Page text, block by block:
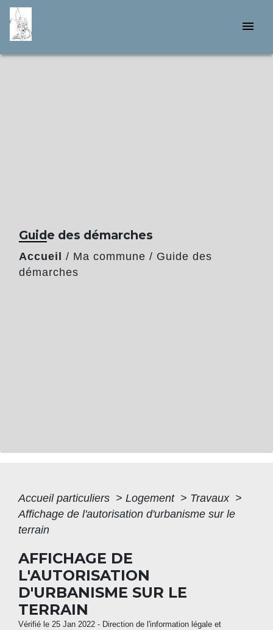
menu
Guide des démarches
Accueil / Ma commune / Guide des
démarches
Accueil particuliers > Logement > Travaux >
Affichage de l'autorisation d'urbanisme sur le
terrain
AFFICHAGE DE
L'AUTORISATION
D'URBANISME SUR LE
TERRAIN
Vérifié le 25 Jan 2022 - Direction de l'information légale et